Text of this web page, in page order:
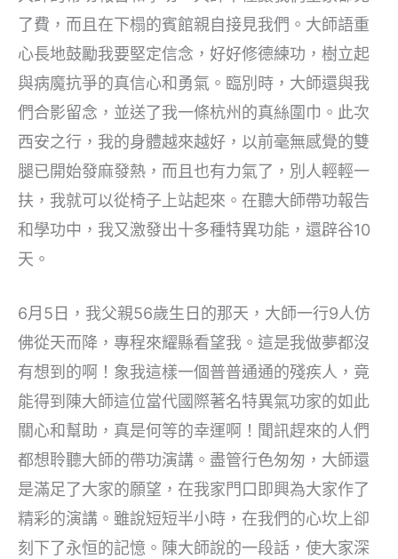
了費，而且在下榻的賓館親自接見我們。大師語重
心長地鼓勵我要堅定信念，好好修德練功，樹立起
與病魔抗爭的真信心和勇氣。臨別時，大師還與我
們合影留念，並送了我一條杭州的真絲圍巾。此次
西安之行，我的身體越來越好，以前毫無感覺的雙
腿已開始發麻發熱，而且也有力氣了，別人輕輕一
扶，我就可以從椅子上站起來。在聽大師帶功報告
和學功中，我又激發出十多種特異功能，還辟谷10
天。
6月5日，我父親56歲生日的那天，大師一行9人仿
佛從天而降，專程來耀縣看望我。這是我做夢都沒
有想到的啊！象我這樣一個普普通通的殘疾人，竟
能得到陳大師這位當代國際著名特異氣功家的如此
關心和幫助，真是何等的幸運啊！聞訊趕來的人們
都想聆聽大師的帶功演講。盡管行色匆匆，大師還
是滿足了大家的願望，在我家門口即興為大家作了
精彩的演講。雖說短短半小時，在我們的心坎上卻
刻下了永恒的記憶。陳大師說的一段話，使大家深